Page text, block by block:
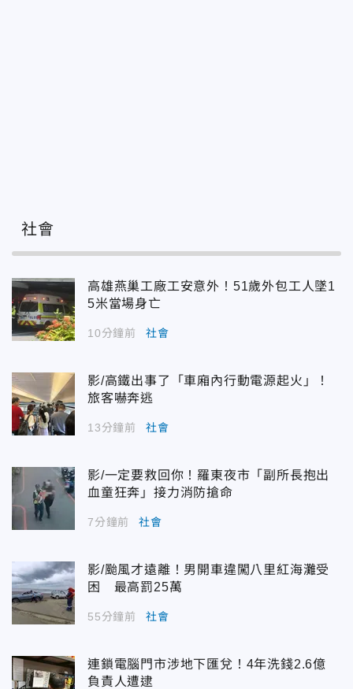
社會
高雄燕巢工廠工安意外！51歲外包工人墜1
5米當場身亡
10分鐘前 社會
影/高鐵出事了「車廂內行動電源起火」！
旅客嚇奔逃
13分鐘前 社會
影/一定要救回你！羅東夜市「副所長抱出
血童狂奔」接力消防搶命
7分鐘前 社會
影/颱風才遠離！男開車違闖八里紅海灘受
困 最高罰25萬
55分鐘前 社會
連鎖電腦門市涉地下匯兌！4年洗錢2.6億
負責人遭逮